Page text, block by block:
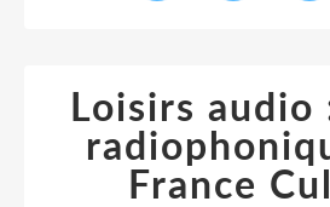
Loisirs audio
France